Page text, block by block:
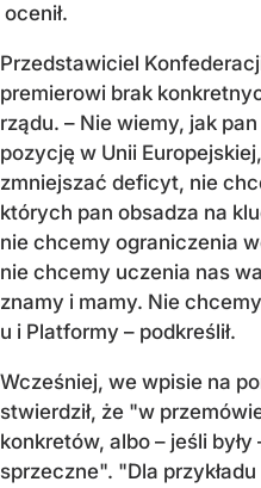
ocenił.
Przedstawiciel
premierowi brak
rządu. – Nie wiemy, jak
pozycję w Unii
zmniejszać deficyt, nie
których pan obsadza na
nie chcemy ograniczenia
nie chcemy uczenia nas
znamy i mamy. Nie
u i Platformy – podkreślił.
Wcześniej, we wpisie na
stwierdził, że "w
konkretów, albo – jeśli
sprzeczne". "Dla